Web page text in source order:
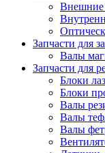
Внешние
Запчасти для
Валы
Запчасти для
Блоки
Блоки
Валы
Валы
Валы